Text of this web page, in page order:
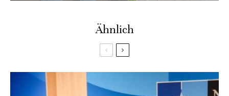
Ähnlich